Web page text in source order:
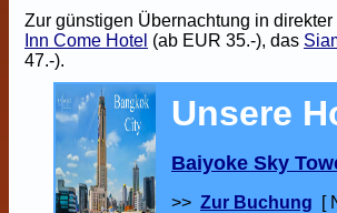
Zur günstigen Übernachtung in
Inn Come Hotel (ab EUR 35.-), das
47.-).
Unsere
Baiyoke Sky
>> Zur Buchung [